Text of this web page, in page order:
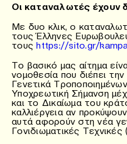
Οι καταναλωτές έχουν
Με δυο κλικ, ο
τους Έλληνες
τουςhttps://sito.gr/
Το βασικό μας αίτημα
νομοθεσία που διέπει
Γενετικά
Υποχρεωτική Σήμανση
και το Δικαίωμα του
καλλιέργεια αν
αυτά αφορούν στη νέα
Γονιδιωματικές